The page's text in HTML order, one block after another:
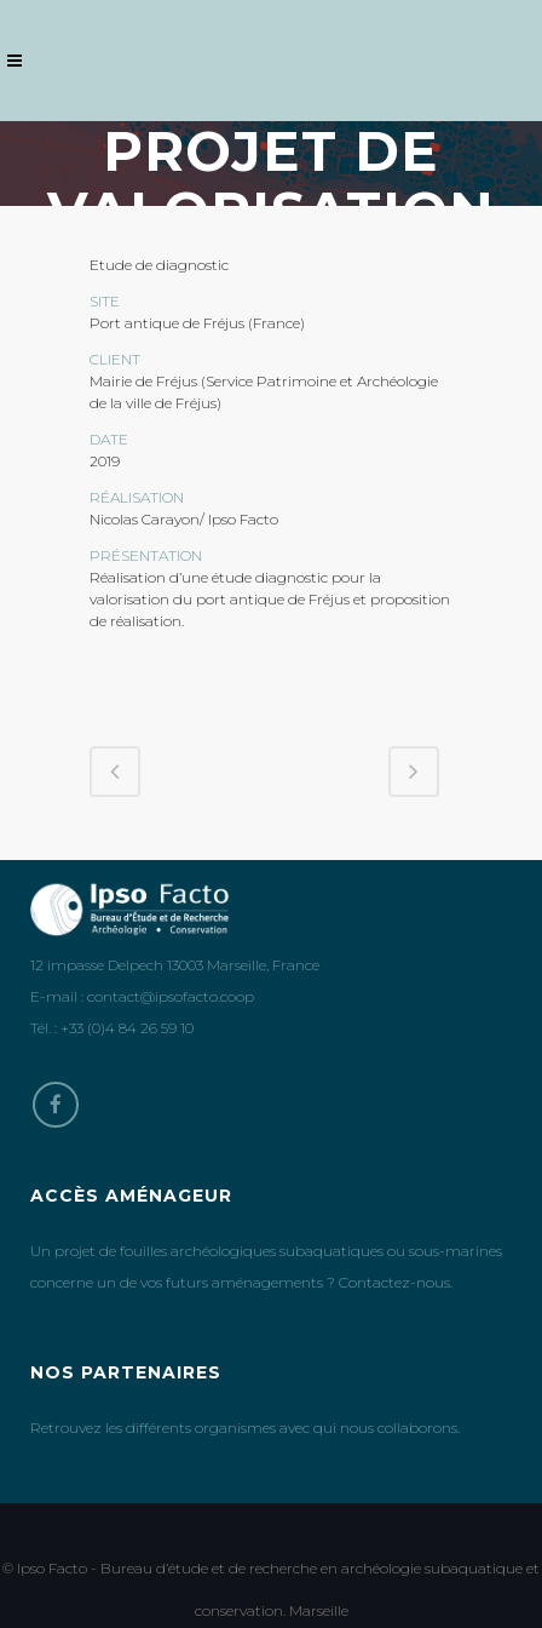
PROJET DE
VALORISATION
DU PORT
ANTIQUE DE
FRÉJUS / 2019
Etude de diagnostic
SITE
Port antique de Fréjus (France)
CLIENT
Mairie de Fréjus (Service Patrimoine et Archéologie
de la ville de Fréjus)
DATE
2019
RÉALISATION
Nicolas Carayon/ Ipso Facto
PRÉSENTATION
Réalisation d’une étude diagnostic pour la
valorisation du port antique de Fréjus et proposition
de réalisation.
12 impasse Delpech 13003 Marseille, France
E-mail : contact@ipsofacto.coop
Tél. : +33 (0)4 84 26 59 10
ACCÈS AMÉNAGEUR
Un projet de fouilles archéologiques subaquatiques ou sous-marines
concerne un de vos futurs aménagements ? Contactez-nous.
NOS PARTENAIRES
Retrouvez les différents organismes avec qui nous collaborons.
© Ipso Facto - Bureau d’étude et de recherche en archéologie subaquatique et
conservation. Marseille